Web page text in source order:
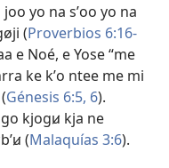
yo na sʼoo yo na
(Proverbios 6:​16-
e Noé, e Yose “me
ke kʼo ntee me mi
Génesis 6:​5, 6).
kjogꞹ kja ne
(Malaquías 3:6).